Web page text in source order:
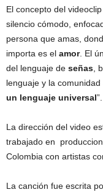
El concepto del
silencio cómodo,
persona que amas,
importa es el amor. El
del lenguaje de señas,
lenguaje y la
un lenguaje universal”.
La dirección del video
trabajado en
Colombia con artistas
La canción fue escrita